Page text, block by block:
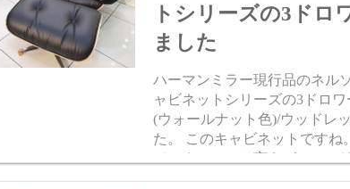
トシリーズの3ドロ
ました
ハーマンミラー現行品のネル
ャビネットシリーズの3ドロ
(ウォールナット色)/ウッドレ
た。 このキャビネットですね
ジ・ネルソンと言えばこのシ
ンエッジグループも好きです